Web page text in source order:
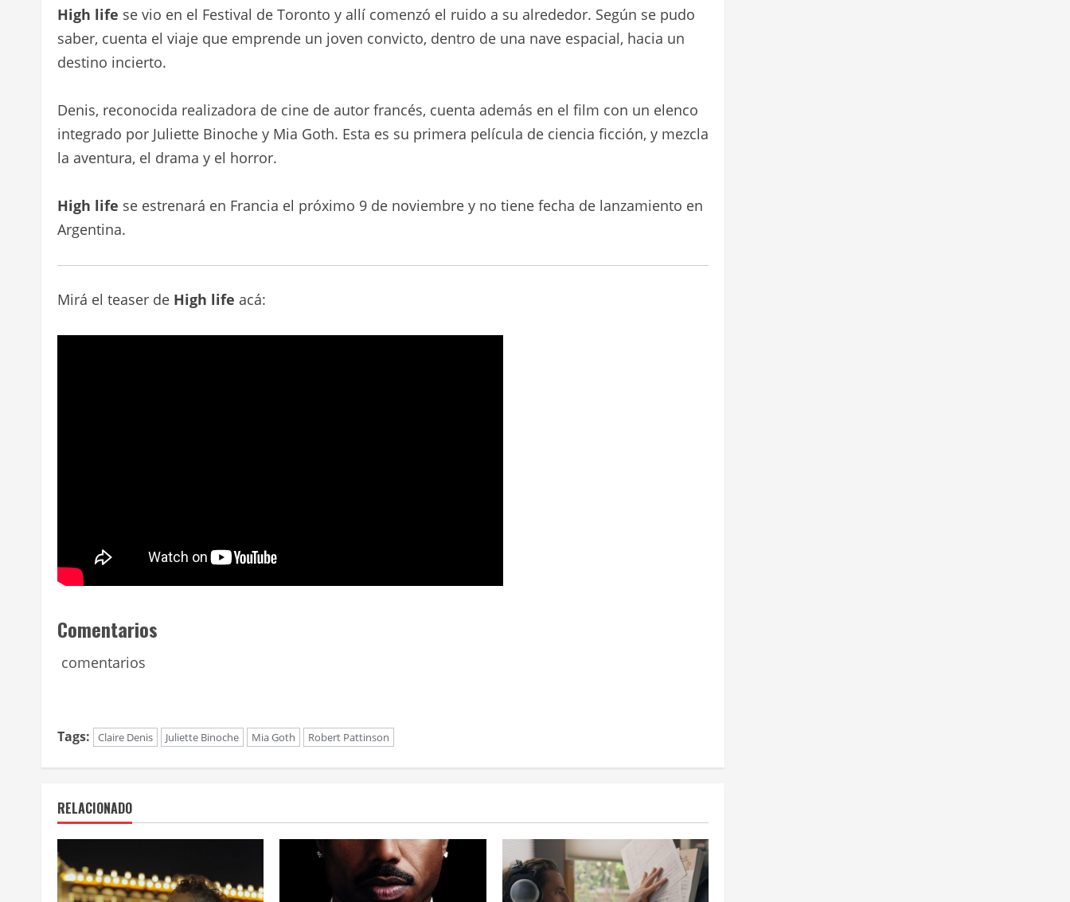
High life se vio en el Festival de Toronto y allí comenzó el ruido a su alrededor. Según se pudo
saber, cuenta el viaje que emprende un joven convicto, dentro de una nave espacial, hacia un
destino incierto.
Denis, reconocida realizadora de cine de autor francés, cuenta además en el film con un elenco
integrado por Juliette Binoche y Mia Goth. Esta es su primera película de ciencia ficción, y mezcla
la aventura, el drama y el horror.
High life se estrenará en Francia el próximo 9 de noviembre y no tiene fecha de lanzamiento en
Argentina.
Mirá el teaser de High life acá:
Comentarios
comentarios
Tags: Claire Denis Juliette Binoche Mia Goth Robert Pattinson
RELACIONADO